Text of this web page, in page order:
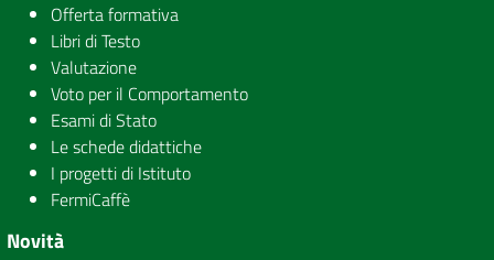
Offerta formativa
Libri di Testo
Valutazione
Voto per il Comportamento
Esami di Stato
Le schede didattiche
I progetti di Istituto
FermiCaffè
Novità